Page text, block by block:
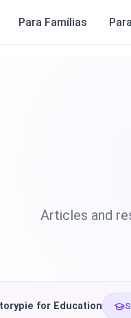
Para Famílias
Articles and
for Education